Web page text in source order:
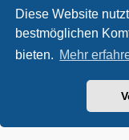
Diese Website
bestmöglichen
bieten. Mehr